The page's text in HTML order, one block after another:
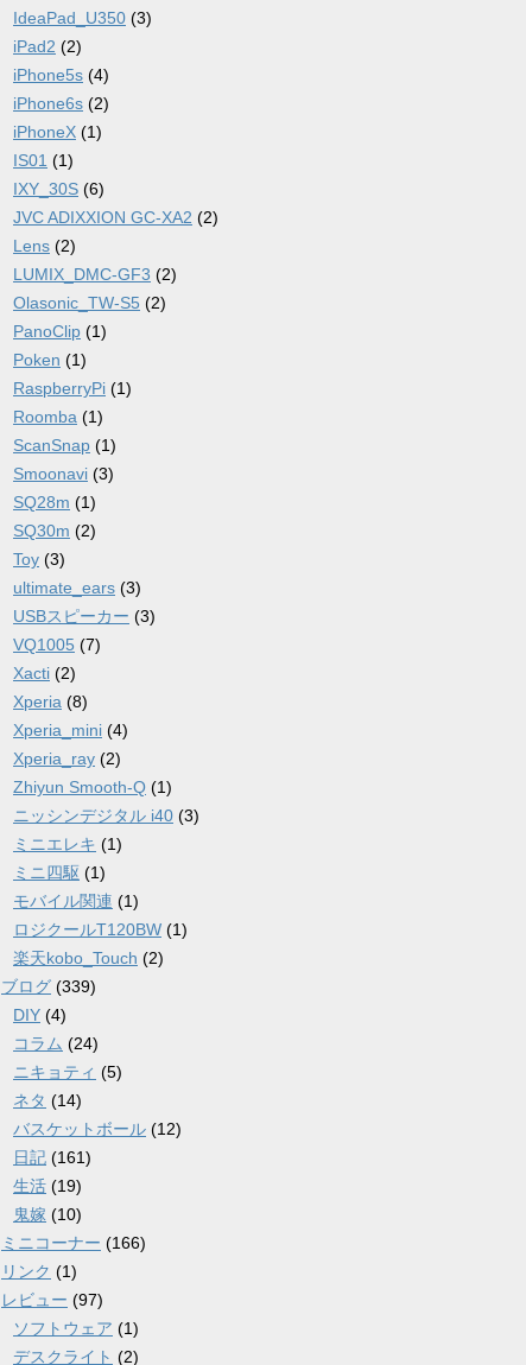
IdeaPad_U350 (3)
iPad2 (2)
iPhone5s (4)
iPhone6s (2)
iPhoneX (1)
IS01 (1)
IXY_30S (6)
JVC ADIXXION GC-XA2 (2)
Lens (2)
LUMIX_DMC-GF3 (2)
Olasonic_TW-S5 (2)
PanoClip (1)
Poken (1)
RaspberryPi (1)
Roomba (1)
ScanSnap (1)
Smoonavi (3)
SQ28m (1)
SQ30m (2)
Toy (3)
ultimate_ears (3)
USBスピーカー (3)
VQ1005 (7)
Xacti (2)
Xperia (8)
Xperia_mini (4)
Xperia_ray (2)
Zhiyun Smooth-Q (1)
ニッシンデジタル i40 (3)
ミニエレキ (1)
ミニ四駆 (1)
モバイル関連 (1)
ロジクールT120BW (1)
楽天kobo_Touch (2)
ブログ (339)
DIY (4)
コラム (24)
ニキョティ (5)
ネタ (14)
バスケットボール (12)
日記 (161)
生活 (19)
鬼嫁 (10)
ミニコーナー (166)
リンク (1)
レビュー (97)
ソフトウェア (1)
デスクライト (2)